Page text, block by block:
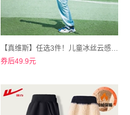
【真维斯】任选3件！儿童冰丝云感防蚊裤短袖T恤
券后49.9元